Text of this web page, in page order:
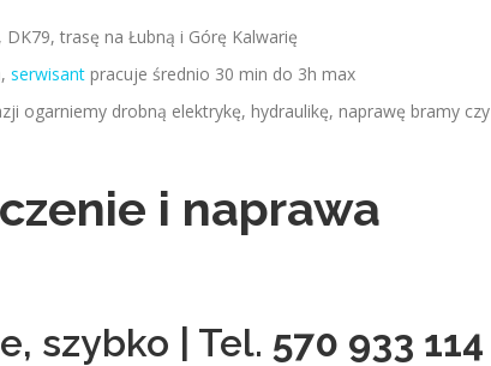
trasę na Łubną i Górę Kalwarię
serwisant pracuje średnio 30 min do 3h max
ogarniemy drobną elektrykę, hydraulikę, naprawę bramy czy
i naprawa
szybko | Tel. 570 933 114